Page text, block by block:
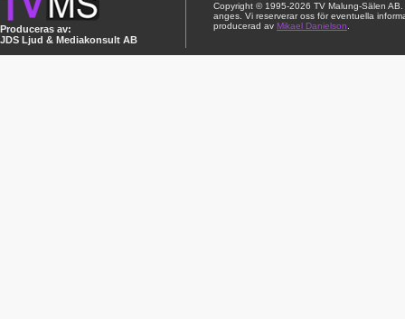
Produceras av:
JDS Ljud & Mediakonsult AB
Copyright © 1995-2026 TV Malung-Sälen
anges. Vi reserverar oss för eventuella
producerad av Mikael Danielson